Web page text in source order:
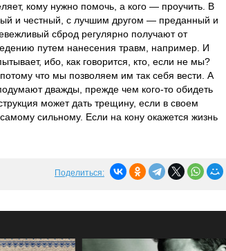
кому нужно помочь, а кого — проучить. В
и честный, с лучшим другом — преданный и
сброд регулярно получают от
путем нанесения травм, например. И
ибо, как говорится, кто, если не мы?
что мы позволяем им так себя вести. А
дважды, прежде чем кого-то обидеть
может дать трещину, если в своем
сильному. Если на кону окажется жизнь
Поделиться: